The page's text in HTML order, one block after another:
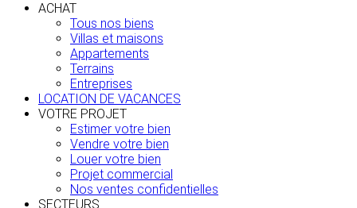
ACHAT
Tous nos biens
Villas et maisons
Appartements
Terrains
Entreprises
LOCATION DE VACANCES
VOTRE PROJET
Estimer votre bien
Vendre votre bien
Louer votre bien
Projet commercial
Nos ventes confidentielles
SECTEURS